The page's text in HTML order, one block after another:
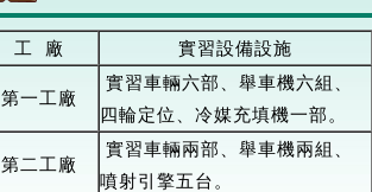
工 廠 實習設備設施
第一工廠
實習車輛六部、舉車機六組、
四輪定位、冷媒充填機一部。
第二工廠
實習車輛兩部、舉車機兩組、
噴射引擎五台。